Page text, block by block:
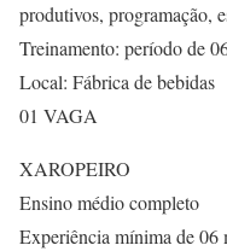
produtivos, programação,
Treinamento: período de
Local: Fábrica de bebidas
01 VAGA
XAROPEIRO
Ensino médio completo
Experiência mínima de 06